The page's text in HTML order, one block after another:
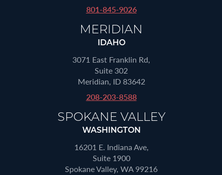
801-845-9026
MERIDIAN
IDAHO
3071 East Franklin Rd,
Suite 302
Meridian, ID 83642
208-203-8588
SPOKANE VALLEY
WASHINGTON
16201 E. Indiana Ave,
Suite 1900
Spokane Valley, WA 99216